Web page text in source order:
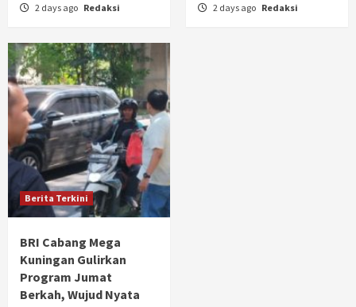
2 days ago Redaksi 2 days ago Redaksi
Berita Terkini
BRI Cabang Mega
Kuningan Gulirkan
Program Jumat
Berkah, Wujud Nyata